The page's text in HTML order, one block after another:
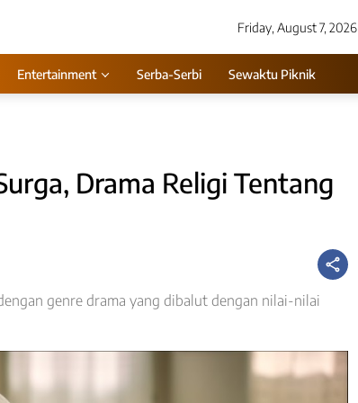
Friday, August 7, 2026
Entertainment Serba-Serbi Sewaktu Piknik
Drama Religi Tentang
genre drama yang dibalut dengan nilai-nilai